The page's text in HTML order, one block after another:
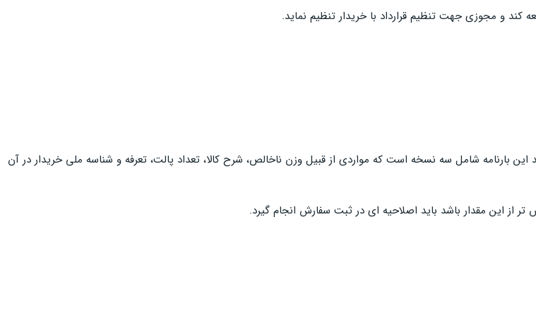
کند و مجوزی جهت تنظیم قرارداد با خریدار تنظیم نماید.
بارنامه شامل سه نسخه است که مواردی از قبیل وزن ناخالص، شرح کالا، تعداد پالت، تعرفه و شناسه ملی خریدار در آن